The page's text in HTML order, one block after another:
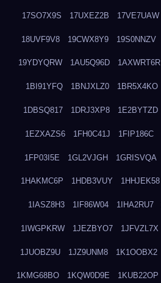
17SO7X9S 17UXEZ2B 17VE7UAW
18UVF9V8 19CWX8Y9 19S0NNZV
19YDYQRW 1AU5Q96D 1AXWRT6R
1BI91YFQ 1BNJXLZ0 1BR5X4KO
1DBSQ817 1DRJ3XP8 1E2BYTZD
1EZXAZS6 1FH0C41J 1FIP186C
1FP03I5E 1GL2VJGH 1GRISVQA
1HAKMC6P 1HDB3VUY 1HHJEK58
1IASZ8H3 1IF86W04 1IHA2RU7
1IWGPKRW 1JEZBYO7 1JFVZL7X
1JUOBZ9U 1JZ9UNM8 1K1OOBX2
1KMG68BO 1KQW0D9E 1KUB22OP